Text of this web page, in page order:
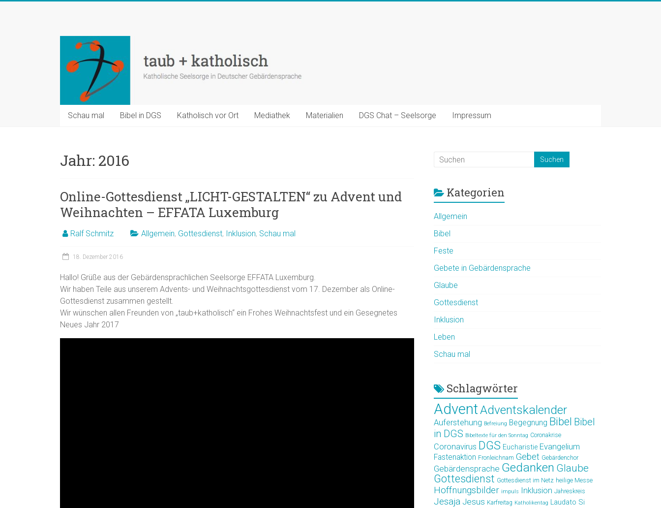
taub
katholisch
Katholische
Seelsorge
Schau mal Bibel in DGS Katholisch vor Ort Mediathek Materialien DGS Chat – Seelsorge Impressum
Jahr: 2016
Online-Gottesdienst „LICHT-GESTALTEN“ zu Advent und
Weihnachten – EFFATA Luxemburg
Ralf Schmitz Allgemein, Gottesdienst, Inklusion, Schau mal
18. Dezember 2016
Hallo! Grüße aus der Gebärdensprachlichen Seelsorge EFFATA Luxemburg.
Wir haben Teile aus unserem Advents- und Weihnachtsgottesdienst vom 17. Dezember als Online-
Gottesdienst zusammen gestellt.
Wir wünschen allen Freunden von „taub+katholisch“ ein Frohes Weihnachtsfest und ein Gesegnetes
Neues Jahr 2017
Kategorien
Allgemein
Bibel
Feste
Gebete in Gebärdensprache
Glaube
Gottesdienst
Inklusion
Leben
Schau mal
Schlagwörter
AdventAdventskalender
Auferstehung Befreiung Begegnung Bibel Bibel
in DGS Bibeltexte für den Sonntag Coronakrise
Coronavirus DGS Eucharistie Evangelium
Fastenaktion Fronleichnam Gebet Gebärdenchor
Gebärdensprache Gedanken Glaube
Gottesdienst Gottesdienst im Netz heilige Messe
Hoffnungsbilder impuls Inklusion Jahreskreis
Jesaja Jesus Karfreitag Katholikentag Laudato Si